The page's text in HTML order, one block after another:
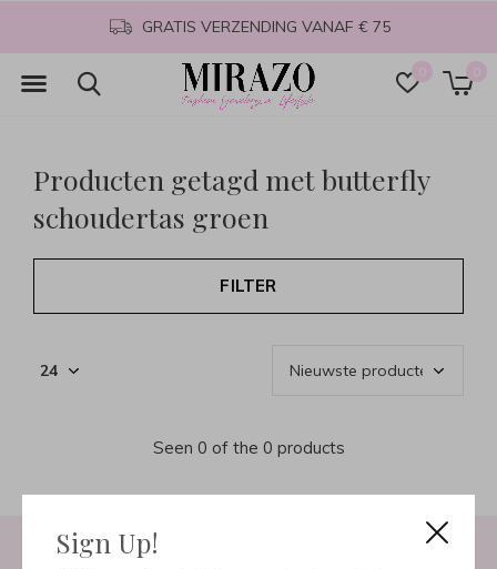
Sign Up!
0 0
GRATIS VERZENDING VANAF € 75
Producten getagd met butterfly
schoudertas groen
FILTER
Seen 0 of the 0 products